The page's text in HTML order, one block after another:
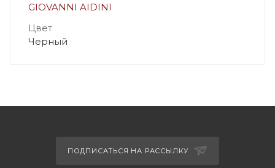
GIOVANNI AIDINI
Цвет
Черный
ПОДПИСАТЬСЯ НА РАССЫЛКУ